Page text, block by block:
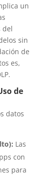
un
del
sin
de
es,
de
datos
Las
con
para